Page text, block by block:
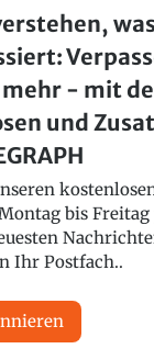
- mit
und
bis
Ihr Postfach..